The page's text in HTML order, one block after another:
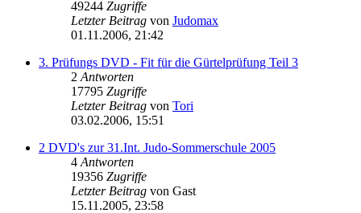
49244 Zugriffe
Letzter Beitrag von Judomax
01.11.2006, 21:42
3. Prüfungs DVD - Fit für die Gürtelprüfung Teil 3
2 Antworten
17795 Zugriffe
Letzter Beitrag von Tori
03.02.2006, 15:51
2 DVD's zur 31.Int. Judo-Sommerschule 2005
4 Antworten
19356 Zugriffe
Letzter Beitrag von Gast
15.11.2005, 23:58